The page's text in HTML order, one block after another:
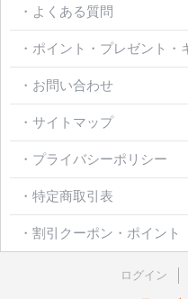
・よくある質問
・ポイント・プレゼント・
・お問い合わせ
・サイトマップ
・プライバシーポリシー
・特定商取引表
・割引クーポン・ポイント
ログイン